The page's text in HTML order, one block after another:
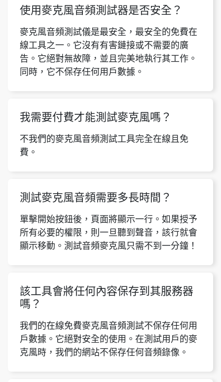
Copy Link
使用麥克風音頻測試器是否安全？
麥克風音頻測試儀是最安全，最安全的免費在
線工具之一。它沒有有害鏈接或不需要的廣
告。它絕對無故障，並且完美地執行其工作。
同時，它不保存任何用戶數據。
我需要付費才能測試麥克風嗎？
不我們的麥克風音頻測試工具完全在線且免
費。
測試麥克風音頻需要多長時間？
單擊開始按鈕後，頁面將顯示一行。如果授予
所有必要的權限，則一旦聽到聲音，該行就會
顯示移動。測試音頻麥克風只需不到一分鐘！
該工具會將任何內容保存到其服務器
嗎？
我們的在線免費麥克風音頻測試不保存任何用
戶數據。它絕對安全的使用。在測試用戶的麥
克風時，我們的網站不保存任何音頻錄像。